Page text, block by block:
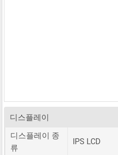
디스플레이
디스플레이 종
류
IPS LCD